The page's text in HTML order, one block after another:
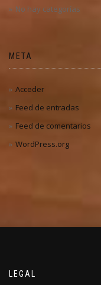
No hay categorías
META
Acceder
Feed de entradas
Feed de comentarios
WordPress.org
LEGAL